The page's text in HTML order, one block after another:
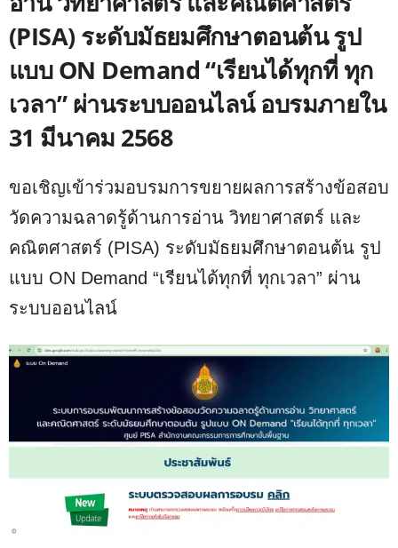
(PISA) ระดับมัธยมศึกษาตอนต้น รูป
แบบ ON Demand “เรียนได้ทุกที่ ทุก
เวลา” ผ่านระบบออนไลน์ อบรมภายใน
31 มีนาคม 2568
ขอเชิญเข้าร่วมอบรมการขยายผลการสร้างข้อสอบ
วัดความฉลาดรู้ด้านการอ่าน วิทยาศาสตร์ และ
คณิตศาสตร์ (PISA) ระดับมัธยมศึกษาตอนต้น รูป
แบบ ON Demand “เรียนได้ทุกที่ ทุกเวลา” ผ่าน
ระบบออนไลน์